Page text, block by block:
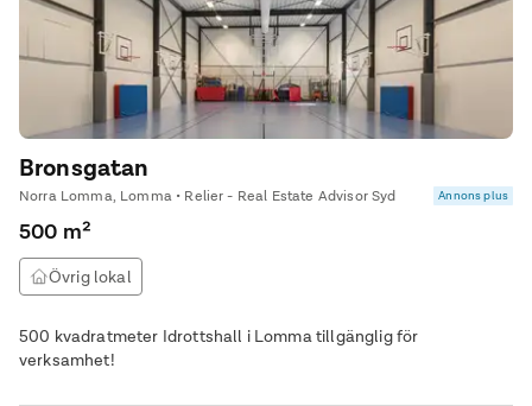
Bronsgatan
Norra Lomma, Lomma • Relier - Real Estate Advisor Syd Annons plus
500 m²
Övrig lokal
500 kvadratmeter Idrottshall i Lomma tillgänglig för
verksamhet!